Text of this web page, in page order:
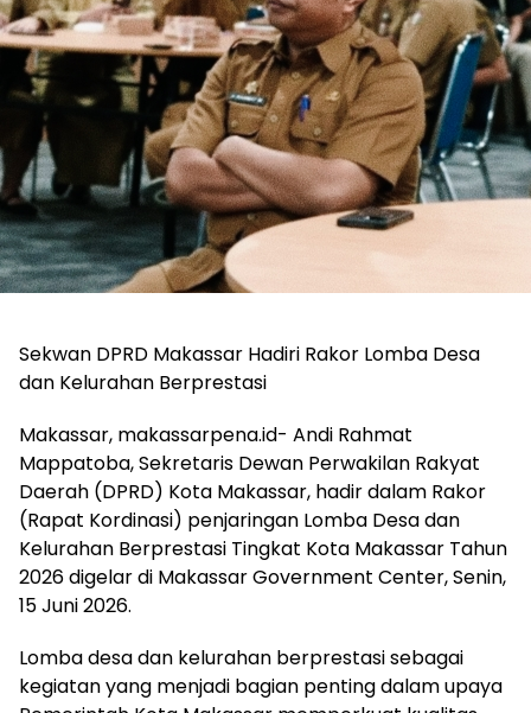
Sekwan DPRD Makassar Hadiri Rakor Lomba Desa
dan Kelurahan Berprestasi
Makassar, makassarpena.id- Andi Rahmat
Mappatoba, Sekretaris Dewan Perwakilan Rakyat
Daerah (DPRD) Kota Makassar, hadir dalam Rakor
(Rapat Kordinasi) penjaringan Lomba Desa dan
Kelurahan Berprestasi Tingkat Kota Makassar Tahun
2026 digelar di Makassar Government Center, Senin,
15 Juni 2026.
Lomba desa dan kelurahan berprestasi sebagai
kegiatan yang menjadi bagian penting dalam upaya